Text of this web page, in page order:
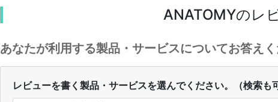
ANATOMYのレ
あなたが利用する製品・サービスについてお答え
レビューを書く製品・サービスを選んでください。（検索も